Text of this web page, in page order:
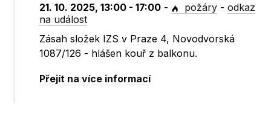
21. 10. 2025, 13:00 - 17:00 - požáry -odkaz
na událost
Zásah složek IZS v Praze 4, Novodvorská
1087/126 - hlášen kouř z balkonu.
Přejít na více informací